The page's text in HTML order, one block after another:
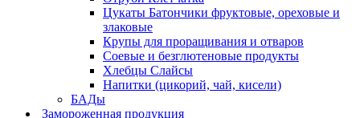
Цукаты Батончики фруктовые, ореховые и
злаковые
Крупы для проращивания и отваров
Соевые и безглютеновые продукты
Хлебцы Слайсы
Напитки (цикорий, чай, кисели)
БАДы
Замороженная продукция